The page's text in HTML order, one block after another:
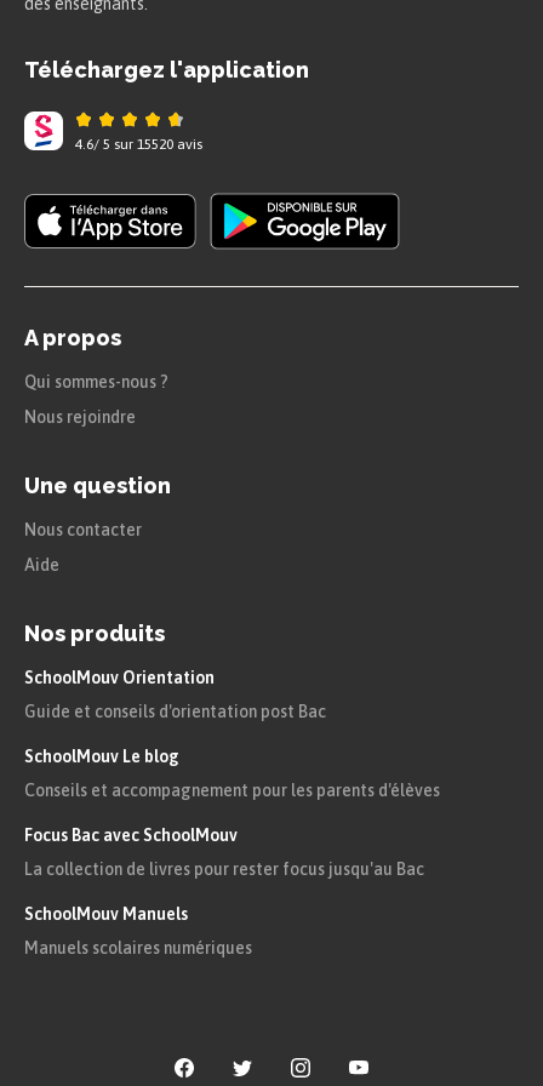
pas à construire un raisonnement, mais à pouvoir
Plusieurs unités de temps sont prises en compte
dans l’histoire : le jour (voire l’heure), le mois,
siècles (période de 100 ans) et les millénaires
(période de 1000 ans). Ce découpage permet de
prendre conscience des événements et de leurs
commune, il a été décidé d’utiliser un repère
unique pour situer les faits et le compte des
années : l’
supposée de la naissance de Jésus-Christ. Cet
usage s’est généralisé et a été adopté par
d’autres populations du monde comme référence
commune. Les évènements qui survinrent avant
la naissance de Jésus Christ sont comptés à
rebours jusqu’à cette date.
Remarquons que dans ce système il
Téléchargez l'application
4.6/ 5 sur 15520 avis
A propos
Qui sommes-nous ?
Nous rejoindre
Une question
Nous contacter
Aide
Nos produits
SchoolMouv Orientation
Guide et conseils d'orientation post Bac
SchoolMouv Le blog
Conseils et accompagnement pour les parents d'élèves
Focus Bac avec SchoolMouv
La collection de livres pour rester focus jusqu'au Bac
SchoolMouv Manuels
Manuels scolaires numériques